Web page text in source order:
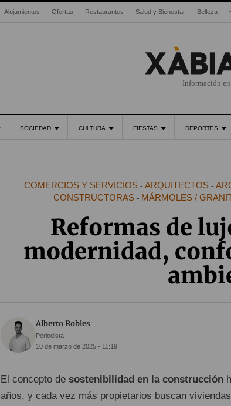
Alojamientos Ofertas Restaurantes Salud y Bienestar Belleza
Información
SOCIEDAD CULTURA FIESTAS DEPORTES
COMERCIOS Y SERVICIOS - ARQUITECTOS -
CONSTRUCTORAS- MÁRMOLES /
Reformas de
modernidad,
Alberto Robles
Periodista
10 de marzo de 2025 - 11:19
El concepto de sostenibilidad en la construcción
años, y cada vez más propietarios buscan